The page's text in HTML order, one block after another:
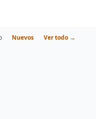
Nuevos Ver todo →